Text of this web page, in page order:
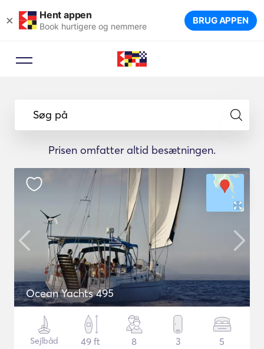
× Hent appen
Book hurtigere og nemmere BRUG APPEN
Søg på
Prisen omfatter altid besætningen.
Ocean Yachts 495
Sejlbåd
49 ft
8 3 5